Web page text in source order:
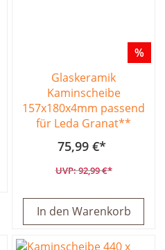
%
Glaskeramik
Kaminscheibe
157x180x4mm passend
für Leda Granat**
75,99 €
92,99 €
In den Warenkorb